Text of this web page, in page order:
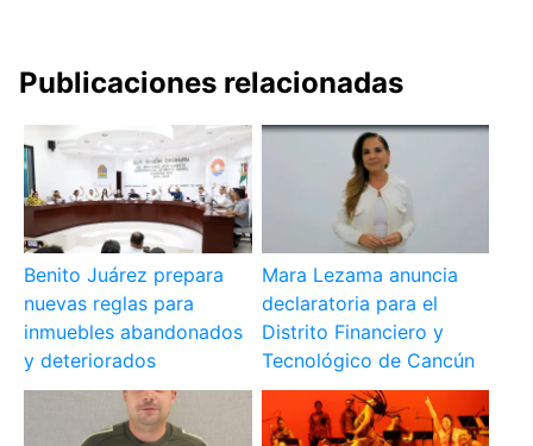
Publicaciones relacionadas
Benito Juárez prepara
nuevas reglas para
inmuebles abandonados
y deteriorados
Mara Lezama anuncia
declaratoria para el
Distrito Financiero y
Tecnológico de Cancún